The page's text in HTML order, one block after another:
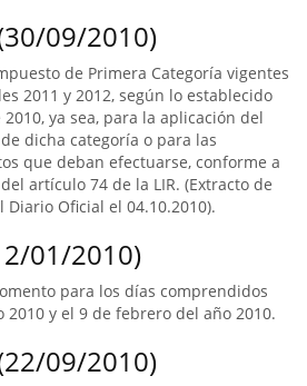
09/2010)
de Primera Categoría vigentes
2011 y 2012, según lo establecido
2010, ya sea, para la aplicación del
dicha categoría o para las
que deban efectuarse, conforme a
artículo 74 de la LIR. (Extracto de
Oficial el 04.10.2010).
01/2010)
para los días comprendidos
y el 9 de febrero del año 2010.
09/2010)